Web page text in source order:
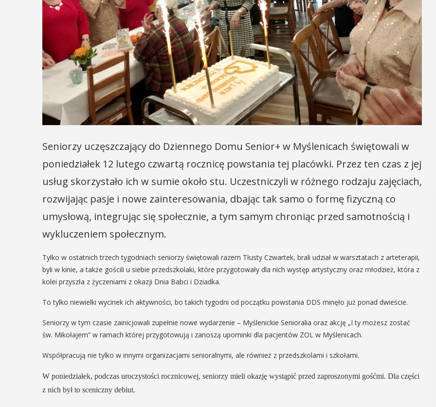
Seniorzy uczęszczający do Dziennego Domu Senior+ w Myślenicach świętowali w
poniedziałek 12 lutego czwartą rocznicę powstania tej placówki. Przez ten czas z jej
usług skorzystało ich w sumie około stu. Uczestniczyli w różnego rodzaju zajęciach,
rozwijając pasje i nowe zainteresowania, dbając tak samo o formę fizyczną co
umysłową, integrując się społecznie, a tym samym chroniąc przed samotnością i
wykluczeniem społecznym.
Tylko w ostatnich trzech tygodniach seniorzy świętowali razem Tłusty Czwartek, brali udział w warsztatach z arteterapii,
byli w kinie, a także gościli u siebie przedszkolaki, które przygotowały dla nich występ artystyczny oraz młodzież, która z
kolei przyszła z życzeniami z okazji Dnia Babci i Dziadka.
To tylko niewielki wycinek ich aktywności, bo takich tygodni od początku powstania DDS minęło już ponad dwieście.
Seniorzy w tym czasie zainicjowali zupełnie nowe wydarzenie – Myślenickie Senioralia oraz akcję „I ty możesz zostać
św. Mikołajem” w ramach której przygotowują i zanoszą upominki dla pacjentów ZOL w Myślenicach.
Współpracują nie tylko w innymi organizacjami senioralnymi, ale również z przedszkolami i szkołami.
W poniedziałek, podczas uroczystości rocznicowej, seniorzy mieli okazję wystąpić przed zaproszonymi gośćmi. Dla części
z nich był to sceniczny debiut.
05 12:00 06 17:00